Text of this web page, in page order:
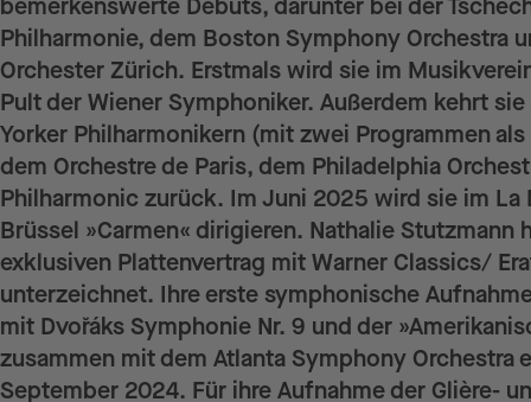
bemerkenswerte Debüts, darunter bei der
Philharmonie, dem Boston Symphony Orchestra
Orchester Zürich. Erstmals wird sie im
Pult der Wiener Symphoniker. Außerdem kehrt
Yorker Philharmonikern (mit zwei Programmen
dem Orchestre de Paris, dem Philadelphia
Philharmonic zurück. Im Juni 2025 wird sie im La
Brüssel »Carmen« dirigieren. Nathalie Stutzmann
exklusiven Plattenvertrag mit Warner Classics/
unterzeichnet. Ihre erste symphonische
mit Dvořáks Symphonie Nr. 9 und der
zusammen mit dem Atlanta Symphony Orchestra
September 2024. Für ihre Aufnahme der Glière-